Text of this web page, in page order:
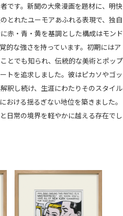
です。新聞の大衆漫画を題材に、明快
とれたユーモアあふれる表現で、独自
赤・青・黄を基調とした構成はモンド
的な強さを持っています。初期にはア
とでも知られ、伝統的な美術とポップ
トを追求しました。彼はピカソやゴッ
釈し続け、生涯にわたりそのスタイル
おける揺るぎない地位を築きました。
日常の境界を軽やかに越える存在でし